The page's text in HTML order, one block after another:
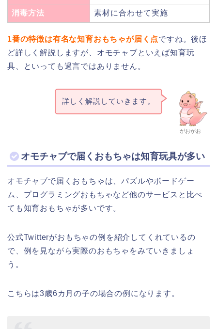
消毒方法 素材に合わせて実施
1番の特徴は有名な知育おもちゃが届く点ですね。後ほ
ど詳しく解説しますが、オモチャブといえば知育玩
具、といっても過言ではありません。
がおがお
詳しく解説していきます。
オモチャブで届くおもちゃは知育玩具が多い
オモチャブで届くおもちゃは、パズルやボードゲー
ム、プログラミングおもちゃなど他のサービスと比べ
ても知育おもちゃが多いです。
公式Twitterがおもちゃの例を紹介してくれているの
で、例を見ながら実際のおもちゃをみていきましょ
う。
こちらは3歳6カ月の子の場合の例になります。